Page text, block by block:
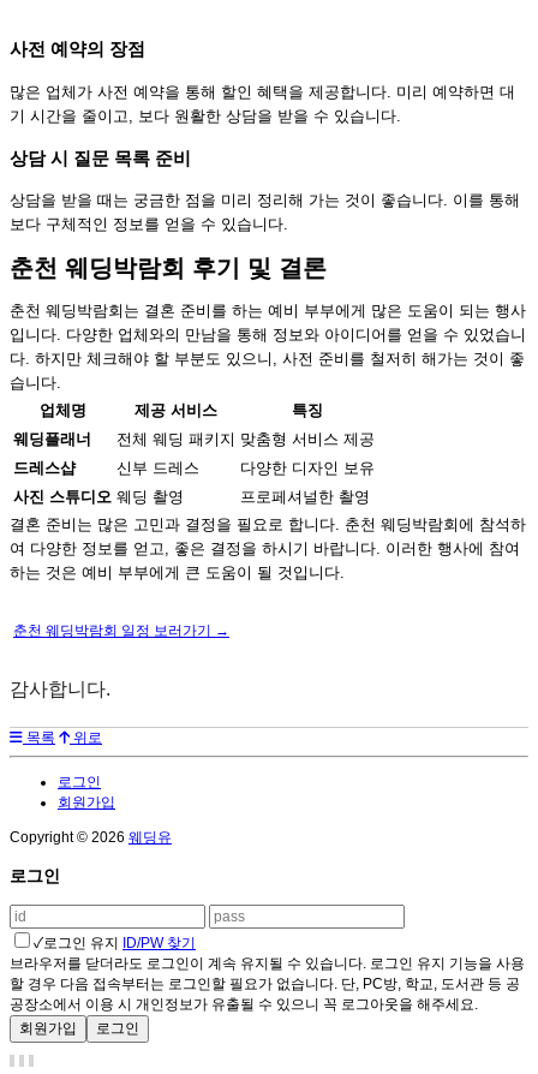
사전 예약의 장점
많은 업체가 사전 예약을 통해 할인 혜택을 제공합니다. 미리 예약하면 대
기 시간을 줄이고, 보다 원활한 상담을 받을 수 있습니다.
상담 시 질문 목록 준비
상담을 받을 때는 궁금한 점을 미리 정리해 가는 것이 좋습니다. 이를 통해
보다 구체적인 정보를 얻을 수 있습니다.
춘천 웨딩박람회 후기 및 결론
춘천 웨딩박람회는 결혼 준비를 하는 예비 부부에게 많은 도움이 되는 행사
입니다. 다양한 업체와의 만남을 통해 정보와 아이디어를 얻을 수 있었습니
다. 하지만 체크해야 할 부분도 있으니, 사전 준비를 철저히 해가는 것이 좋
습니다.
업체명
제공 서비스
특징
웨딩플래너
전체 웨딩 패키지 맞춤형 서비스 제공
드레스샵
신부 드레스
다양한 디자인 보유
사진 스튜디오 웨딩 촬영
프로페셔널한 촬영
결혼 준비는 많은 고민과 결정을 필요로 합니다. 춘천 웨딩박람회에 참석하
여 다양한 정보를 얻고, 좋은 결정을 하시기 바랍니다. 이러한 행사에 참여
하는 것은 예비 부부에게 큰 도움이 될 것입니다.
춘천 웨딩박람회 일정 보러가기 →
감사합니다.
목록 위로
로그인
회원가입
Copyright © 2026 웨딩유
로그인
✓로그인 유지
ID/PW 찾기
브라우저를 닫더라도 로그인이 계속 유지될 수 있습니다. 로그인 유지 기능을 사용
할 경우 다음 접속부터는 로그인할 필요가 없습니다. 단, PC방, 학교, 도서관 등 공
공장소에서 이용 시 개인정보가 유출될 수 있으니 꼭 로그아웃을 해주세요.
회원가입
로그인